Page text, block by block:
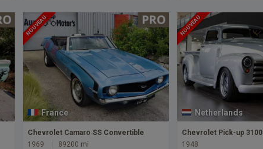
NOUVEAU
France
Chevrolet Camaro SS Convertible
1969
89200 mi
NOUVEAU
Netherlands
Chevrolet Pick-up 3100
1948